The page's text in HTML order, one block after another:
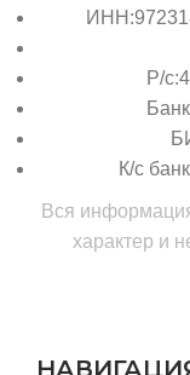
Р/
К/с
Вся
характер и